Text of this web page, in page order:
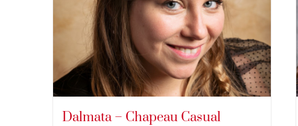
Dalmata – Chapeau Casual